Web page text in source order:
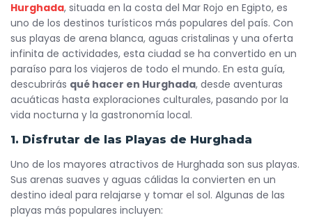
Hurghada, situada en la costa del Mar Rojo en Egipto, es
uno de los destinos turísticos más populares del país. Con
sus playas de arena blanca, aguas cristalinas y una oferta
infinita de actividades, esta ciudad se ha convertido en un
paraíso para los viajeros de todo el mundo. En esta guía,
descubrirás qué hacer en Hurghada, desde aventuras
acuáticas hasta exploraciones culturales, pasando por la
vida nocturna y la gastronomía local.
1. Disfrutar de las Playas de Hurghada
Uno de los mayores atractivos de Hurghada son sus playas.
Sus arenas suaves y aguas cálidas la convierten en un
destino ideal para relajarse y tomar el sol. Algunas de las
playas más populares incluyen: